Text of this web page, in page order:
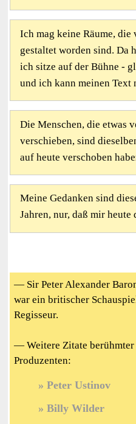
Ich mag keine Räume,
gestaltet worden sind. Da
ich sitze auf der Bühne -
und ich kann meinen Text
Die Menschen, die etwas
verschieben, sind
auf heute verschoben
Meine Gedanken sind
Jahren, nur, daß mir heute
— Sir Peter Alexander
war ein britischer
Regisseur.
— Weitere Zitate berühmter
Produzenten:
Peter Ustinov
Billy Wilder